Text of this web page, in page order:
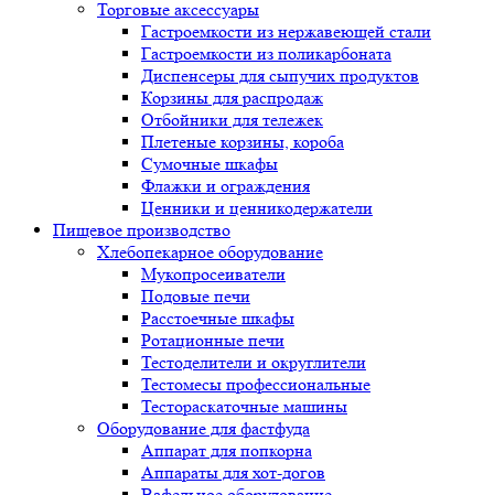
Торговые аксессуары
Гастроемкости из нержавеющей стали
Гастроемкости из поликарбоната
Диспенсеры для сыпучих продуктов
Корзины для распродаж
Отбойники для тележек
Плетеные корзины, короба
Сумочные шкафы
Флажки и ограждения
Ценники и ценникодержатели
Пищевое производство
Хлебопекарное оборудование
Мукопросеиватели
Подовые печи
Расстоечные шкафы
Ротационные печи
Тестоделители и округлители
Тестомесы профессиональные
Тестораскаточные машины
Оборудование для фастфуда
Аппарат для попкорна
Аппараты для хот-догов